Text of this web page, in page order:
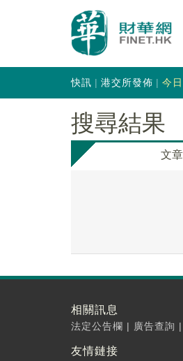
快訊 港交所發佈 今
搜尋結果
文章
相關訊息
法定公告欄 | 廣告查詢 |
友情鏈接